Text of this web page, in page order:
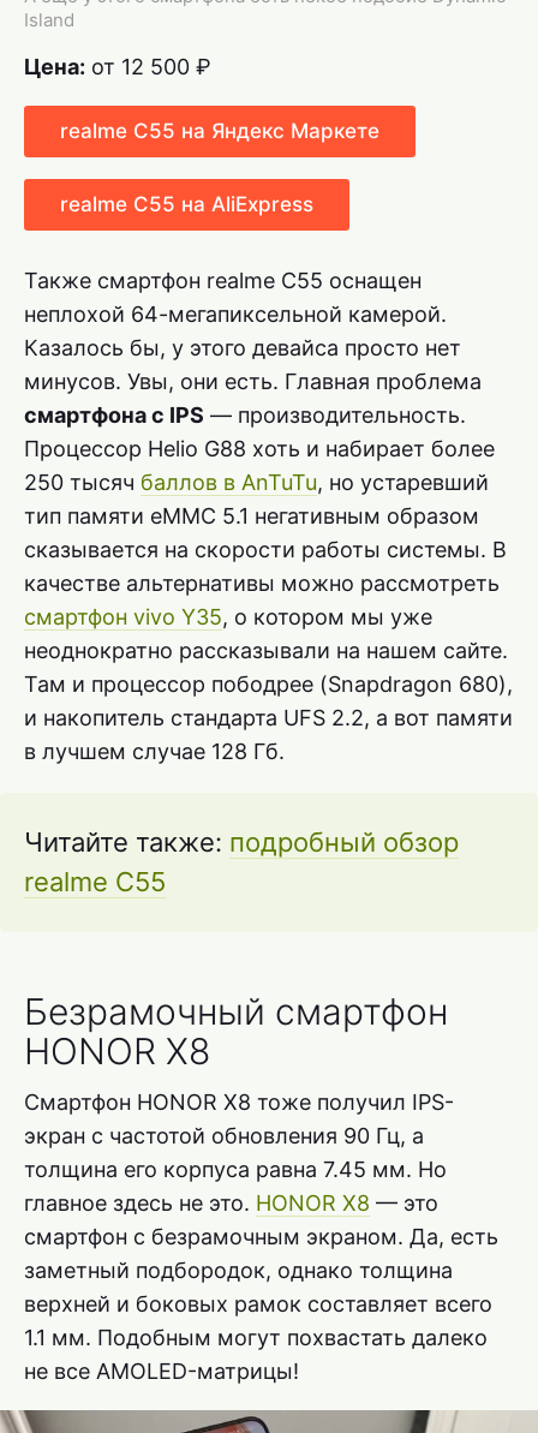
Island
Цена: от 12 500 ₽
realme C55 на Яндекс Маркете
realme C55 на AliExpress
Также смартфон realme C55 оснащен
неплохой 64-мегапиксельной камерой.
Казалось бы, у этого девайса просто нет
минусов. Увы, они есть. Главная проблема
смартфона с IPS — производительность.
Процессор Helio G88 хоть и набирает более
250 тысяч баллов в AnTuTu, но устаревший
тип памяти eMMC 5.1 негативным образом
сказывается на скорости работы системы. В
качестве альтернативы можно рассмотреть
смартфон vivo Y35, о котором мы уже
неоднократно рассказывали на нашем сайте.
Там и процессор пободрее (Snapdragon 680),
и накопитель стандарта UFS 2.2, а вот памяти
в лучшем случае 128 Гб.
Читайте также: подробный обзор
realme C55
Безрамочный смартфон
HONOR X8
Смартфон HONOR X8 тоже получил IPS-
экран с частотой обновления 90 Гц, а
толщина его корпуса равна 7.45 мм. Но
главное здесь не это. HONOR X8 — это
смартфон с безрамочным экраном. Да, есть
заметный подбородок, однако толщина
верхней и боковых рамок составляет всего
1.1 мм. Подобным могут похвастать далеко
не все AMOLED-матрицы!